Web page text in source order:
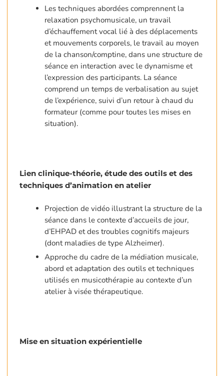
Les techniques abordées comprennent la
relaxation psychomusicale, un travail
d’échauffement vocal lié à des déplacements
et mouvements corporels, le travail au moyen
de la chanson/comptine, dans une structure de
séance en interaction avec le dynamisme et
l’expression des participants. La séance
comprend un temps de verbalisation au sujet
de l’expérience, suivi d’un retour à chaud du
formateur (comme pour toutes les mises en
situation).
Lien clinique-théorie, étude des outils et des
techniques d’animation en atelier
Projection de vidéo illustrant la structure de la
séance dans le contexte d’accueils de jour,
d’EHPAD et des troubles cognitifs majeurs
(dont maladies de type Alzheimer).
Approche du cadre de la médiation musicale,
abord et adaptation des outils et techniques
utilisés en musicothérapie au contexte d’un
atelier à visée thérapeutique.
Mise en situation expérientielle